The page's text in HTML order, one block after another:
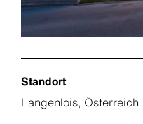
Standort
Langenlois, Österreich